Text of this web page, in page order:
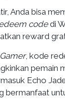
Anda bisa
codedi
reward
, kode
pemain
Echo
bermanfaat